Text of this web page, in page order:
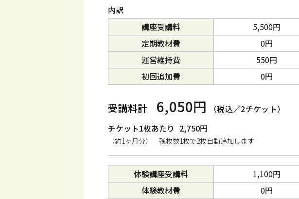
内訳
講座受講料
5,500円
定期教材費
0円
運営維持費
550円
初回追加費
0円
受講料計 6,050円
（税込／2チケット）
チケット1枚あたり 2,750円
（約1ヶ月分） 残枚数1枚で2枚自動追加します
体験講座受講料
1,100円
体験教材費
0円